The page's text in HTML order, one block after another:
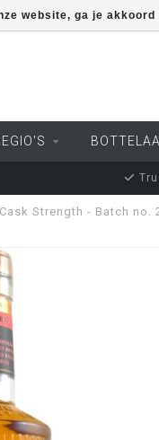
Strength - Batch no.
website, ga je